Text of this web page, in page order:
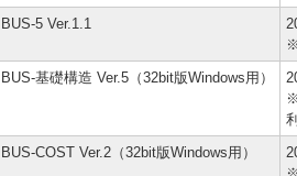
BUS-5 Ver.1.1
BUS-基礎構造 Ver.5（32bit版Windows用）
BUS-COST Ver.2（32bit版Windows用）